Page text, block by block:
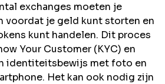
exchanges moeten je
je geld kunt storten en
kunt handelen. Dit proces
Your Customer (KYC) en
identiteitsbewijs met foto en
Het kan ook nodig zijn